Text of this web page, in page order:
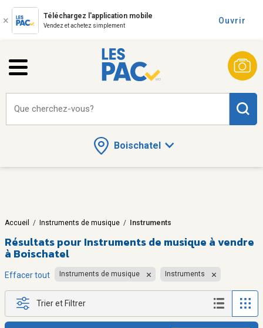
Téléchargez l'application mobile
Vendez et achetez simplement
Ouvrir
Boischatel
Que cherchez-vous?
Accueil / Instruments de musique / Instruments
Résultats pour Instruments de musique à vendre
à Boischatel
Effacer tout Instruments de musique Instruments
Trier et Filtrer